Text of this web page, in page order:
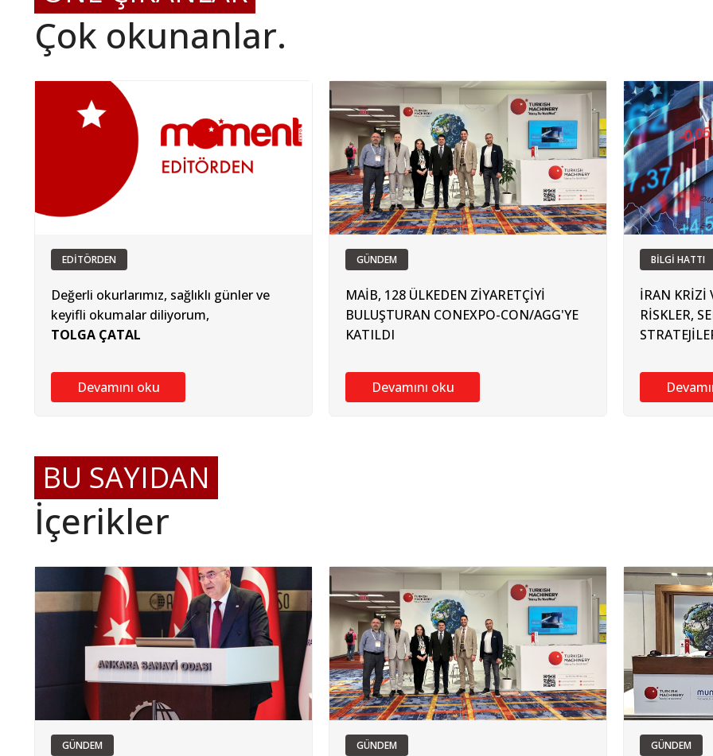
Çok okunanlar.
EDİTÖRDEN
Değerli okurlarımız, sağlıklı günler ve
keyifli okumalar diliyorum,
TOLGA ÇATAL
Devamını oku
GÜNDEM
MAİB, 128 ÜLKEDEN ZİYARETÇİYİ
BULUŞTURAN CONEXPO-CON/AGG'YE
KATILDI
Devamını oku
BİLGİ HATTI
İRAN KRİZİ
RİSKLER,
BU SAYIDAN
İçerikler
GÜNDEM GÜNDEM GÜNDEM